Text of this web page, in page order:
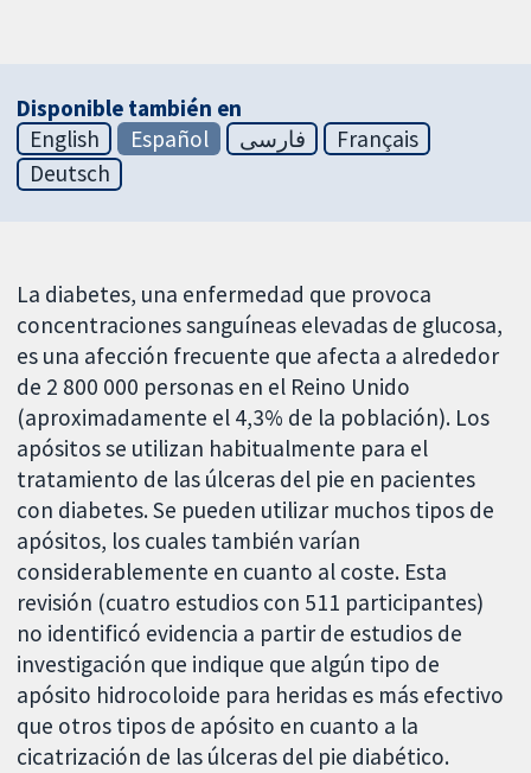
Disponible también en
English
Español فارسی
Français
Deutsch
La diabetes, una enfermedad que provoca
concentraciones sanguíneas elevadas de glucosa,
es una afección frecuente que afecta a alrededor
de 2 800 000 personas en el Reino Unido
(aproximadamente el 4,3% de la población). Los
apósitos se utilizan habitualmente para el
tratamiento de las úlceras del pie en pacientes
con diabetes. Se pueden utilizar muchos tipos de
apósitos, los cuales también varían
considerablemente en cuanto al coste. Esta
revisión (cuatro estudios con 511 participantes)
no identificó evidencia a partir de estudios de
investigación que indique que algún tipo de
apósito hidrocoloide para heridas es más efectivo
que otros tipos de apósito en cuanto a la
cicatrización de las úlceras del pie diabético.